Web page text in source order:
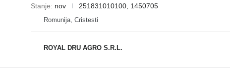
Stanje
nov 251831010100, 1450705
Romunija, Cristesti
ROYAL DRU AGRO S.R.L.